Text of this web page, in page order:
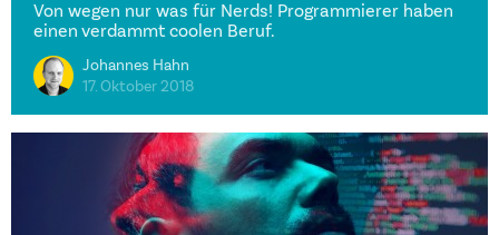
Von wegen nur was für Nerds! Programmierer haben
einen verdammt coolen Beruf.
Johannes Hahn
17. Oktober 2018